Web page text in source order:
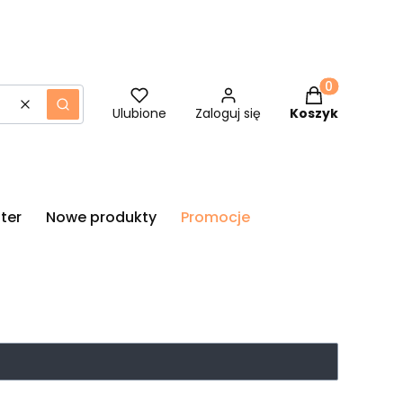
WyczyśćSzukaj Ulubione Zaloguj się
Produkty w
Koszyk
Nowe produkty Promocje